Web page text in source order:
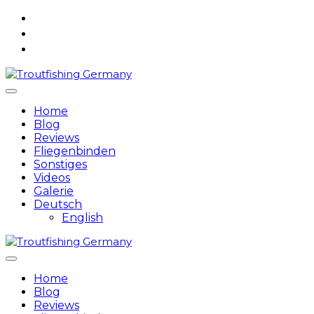
Skip
Home
Blog
Reviews
Fliegenbinden
Sonstiges
Videos
Galerie
Deutsch
English
Home
Blog
Reviews